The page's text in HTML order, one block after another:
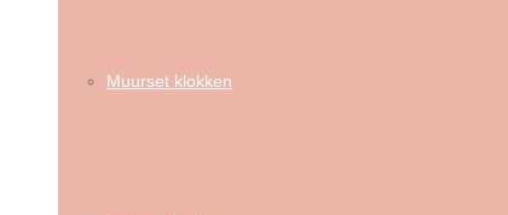
Muurset klokken